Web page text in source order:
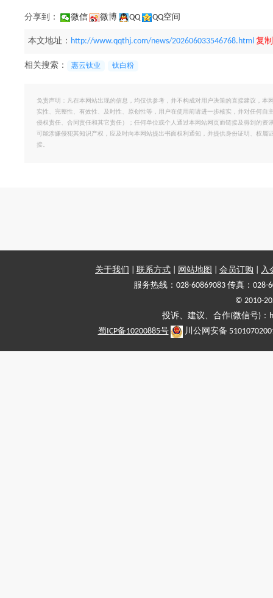
分享到： 微信 微博 QQ QQ空间
本文地址： http://www.qqthj.com/news/202606033546768.html 复
相关搜索： 惠云钛业 钛白粉
免责声明：凡在本网站出现的信息，均仅供参考，并不构成对用户决策的直接建议，
实性、完整性、有效性、及时性、原创性等，用户在使用前请进一步核实，并对任何
侵权责任、合同责任和其它责任）；任何单位或个人通过本网站网页而链接及得到的
可能涉嫌侵犯其知识产权，应及时向本网站提出书面权利通知，并提供身份证明、权
接。
关于我们 联系方式 网站地图 会员订购
入
服务热线：028-60869083 传真：028-
© 2010-
投诉、建议、合作(微信号)
蜀ICP备10200885号
川公网安备